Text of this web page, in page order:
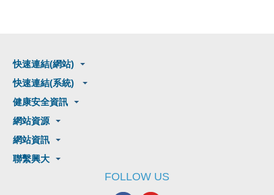
快速連結(網站)
快速連結(系統)
健康安全資訊
網站資源
網站資訊
聯繫興大
FOLLOW US